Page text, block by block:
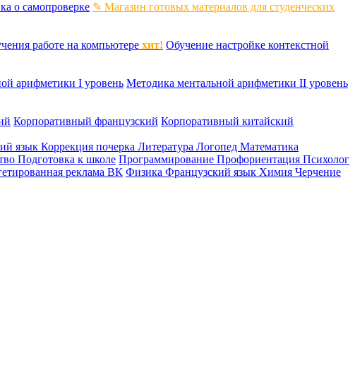
о самопроверке ✎ Магазин готовых материалов для студенческих
работе на компьютере хит! Обучение настройке контекстной
арифметики I уровень Методика ментальной арифметики II уровень
Корпоративный французский Корпоративный китайский
язык Коррекция почерка Литература Логопед Математика
Подготовка к школе Программирование Профориентация Психолог
реклама ВК Физика Французский язык Химия Черчение